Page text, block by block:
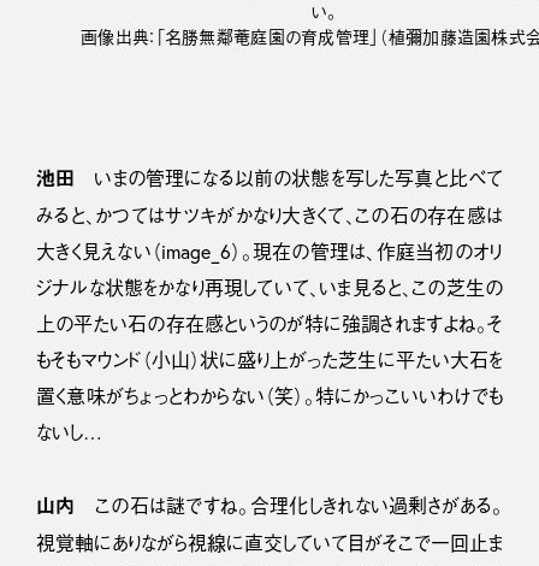
い。
画像出典：「名勝無鄰菴庭園の育成管理」（植彌加藤造園株式
池田 いまの管理になる以前の状態を写した写真と比べて
みると、かつてはサツキがかなり大きくて、この石の存在感は
大きく見えない（image_6）。現在の管理は、作庭当初のオリ
ジナルな状態をかなり再現していて、いま見ると、この芝生の
上の平たい石の存在感というのが特に強調されますよね。そ
もそもマウンド（小山）状に盛り上がった芝生に平たい大石を
置く意味がちょっとわからない（笑）。特にかっこいいわけでも
ないし…
山内 この石は謎ですね。合理化しきれない過剰さがある。
視覚軸にありながら視線に直交していて目がそこで一回止ま